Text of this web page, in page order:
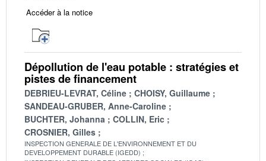
Accéder à la notice
Dépollution de l'eau potable : stratégies et
pistes de financement
DEBRIEU-LEVRAT, Céline
CHOISY, Guillaume
SANDEAU-GRUBER, Anne-Caroline
BUCHTER, Johanna
COLLIN, Eric
CROSNIER, Gilles
INSPECTION GENERALE DE L'ENVIRONNEMENT ET DU
DEVELOPPEMENT DURABLE (IGEDD)